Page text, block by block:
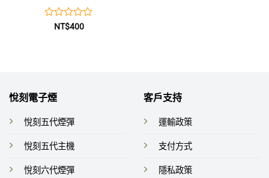
NT$400
悅刻電子煙
悅刻五代煙彈
悅刻五代主機
悅刻六代煙彈
客戶支持
運輸政策
支付方式
隱私政策